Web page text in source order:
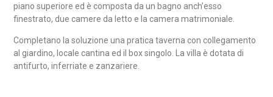
piano superiore ed è composta da un bagno anch’esso
finestrato, due camere da letto e la camera matrimoniale.
Completano la soluzione una pratica taverna con collegamento
al giardino, locale cantina ed il box singolo. La villa è dotata di
antifurto, inferriate e zanzariere.